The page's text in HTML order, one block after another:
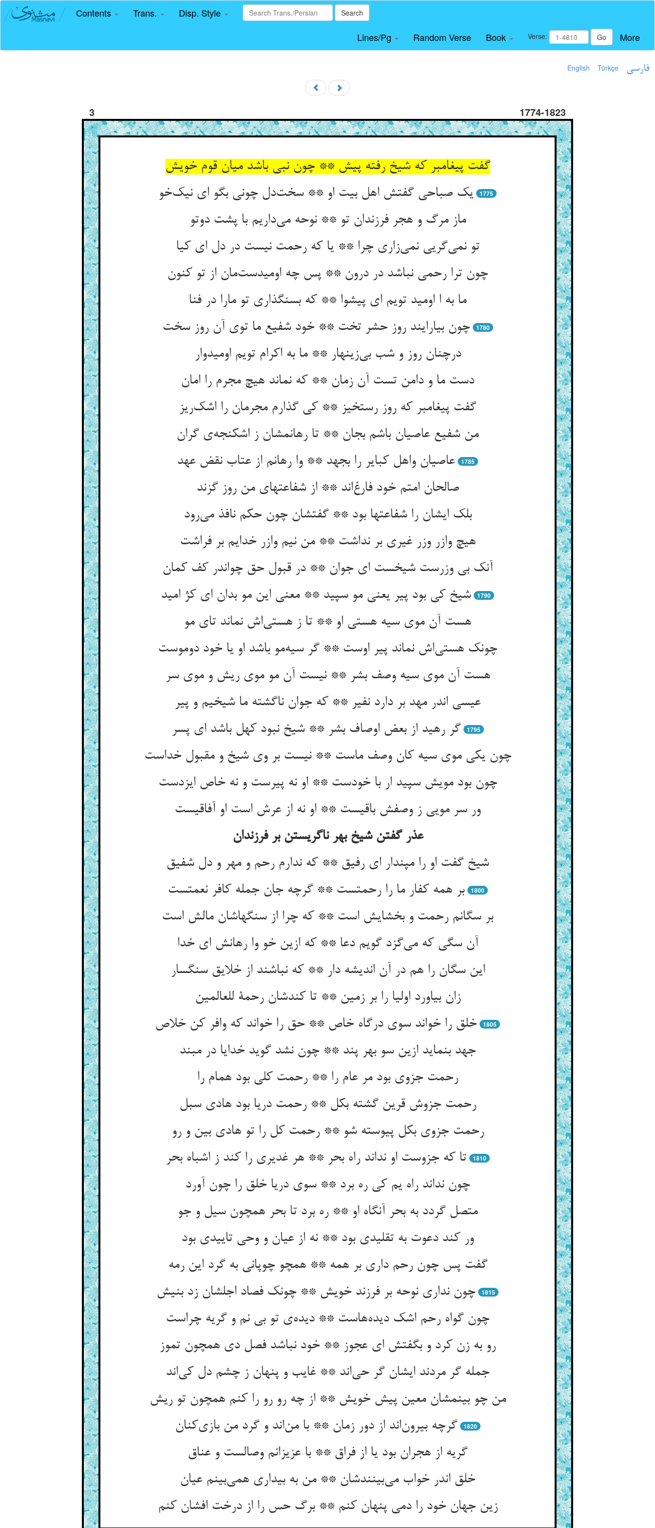
Contents Trans. Disp. Style Search
Lines/Pg Random Verse Book Verse: Go More
English Türkçe فارسی
3 1774-1823
گفت پیغامبر که شیخ رفته پیش ** چون نبی باشد میان قوم خویش
یک صباحی گفتش اهل بیت او ** سخت‌دل چونی بگو ای نیک‌خو
1775
ماز مرگ و هجر فرزندان تو ** نوحه می‌داریم با پشت دوتو
تو نمی‌گریی نمی‌زاری چرا ** یا که رحمت نیست در دل ای کیا
چون ترا رحمی نباشد در درون ** پس چه اومیدست‌مان از تو کنون
ما به ا اومید تویم ای پیشوا ** که بسنگذاری تو مارا در فنا
چون بیارایند روز حشر تخت ** خود شفیع ما توی آن روز سخت
1780
درچنان روز و شب بی‌زینهار ** ما به اکرام تویم اومیدوار
دست ما و دامن تست آن زمان ** که نماند هیچ مجرم را امان
گفت پیغامبر که روز رستخیز ** کی گذارم مجرمان را اشک‌ریز
من شفیع عاصیان باشم بجان ** تا رهانمشان ز اشکنجه‌ی گران
عاصیان واهل کبایر را بجهد ** وا رهانم از عتاب نقض عهد
1785
صالحان امتم خود فارغ‌اند ** از شفاعتهای من روز گزند
بلک ایشان را شفاعتها بود ** گفتشان چون حکم نافذ می‌رود
هیچ وازر وزر غیری بر نداشت ** من نیم وازر خدایم بر فراشت
آنک بی وزرست شیخست ای جوان ** در قبول حق چواندر کف کمان
شیخ کی بود پیر یعنی مو سپید ** معنی این مو بدان ای کژ امید
1790
هست آن موی سیه هستی او ** تا ز هستی‌اش نماند تای مو
چونک هستی‌اش نماند پیر اوست ** گر سیه‌مو باشد او یا خود دوموست
هست آن موی سیه وصف بشر ** نیست آن مو موی ریش و موی سر
عیسی اندر مهد بر دارد نفیر ** که جوان ناگشته ما شیخیم و پیر
گر رهید از بعض اوصاف بشر ** شیخ نبود کهل باشد ای پسر
1795
چون یکی موی سیه کان وصف ماست ** نیست بر وی شیخ و مقبول خداست
چون بود مویش سپید ار با خودست ** او نه پیرست و نه خاص ایزدست
ور سر مویی ز وصفش باقیست ** او نه از عرش است او آفاقیست
عذر گفتن شیخ بهر ناگریستن بر فرزندان
شیخ گفت او را مپندار ای رفیق ** که ندارم رحم و مهر و دل شفیق
بر همه کفار ما را رحمتست ** گرچه جان جمله کافر نعمتست
1800
بر سگانم رحمت و بخشایش است ** که چرا از سنگهاشان مالش است
آن سگی که می‌گزد گویم دعا ** که ازین خو وا رهانش ای خدا
این سگان را هم در آن اندیشه دار ** که نباشند از خلایق سنگسار
زان بیاورد اولیا را بر زمین ** تا کندشان رحمة للعالمین
خلق را خواند سوی درگاه خاص ** حق را خواند که وافر کن خلاص
1805
جهد بنماید ازین سو بهر پند ** چون نشد گوید خدایا در مبند
رحمت جزوی بود مر عام را ** رحمت کلی بود همام را
رحمت جزوش قرین گشته بکل ** رحمت دریا بود هادی سبل
رحمت جزوی بکل پیوسته شو ** رحمت کل را تو هادی بین و رو
تا که جزوست او نداند راه بحر ** هر غدیری را کند ز اشباه بحر
1810
چون نداند راه یم کی ره برد ** سوی دریا خلق را چون آورد
متصل گردد به بحر آنگاه او ** ره برد تا بحر همچون سیل و جو
ور کند دعوت به تقلیدی بود ** نه از عیان و وحی تاییدی بود
گفت پس چون رحم داری بر همه ** همچو چوپانی به گرد این رمه
چون نداری نوحه بر فرزند خویش ** چونک فصاد اجلشان زد بنیش
1815
چون گواه رحم اشک دیده‌هاست ** دیده‌ی تو بی نم و گریه چراست
رو به زن کرد و بگفتش ای عجوز ** خود نباشد فصل دی همچون تموز
جمله گر مردند ایشان گر حی‌اند ** غایب و پنهان ز چشم دل کی‌اند
من چو بینمشان معین پیش خویش ** از چه رو رو را کنم همچون تو ریش
گرچه بیرون‌اند از دور زمان ** با من‌اند و گرد من بازی‌کنان
1820
گریه از هجران بود یا از فراق ** با عزیزانم وصالست و عناق
خلق اندر خواب می‌بینندشان ** من به بیداری همی‌بینم عیان
زین جهان خود را دمی پنهان کنم ** برگ حس را از درخت افشان کنم